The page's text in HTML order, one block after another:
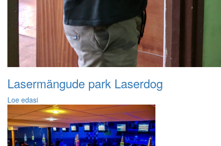
Lasermängude park Laserdog
Loe edasi